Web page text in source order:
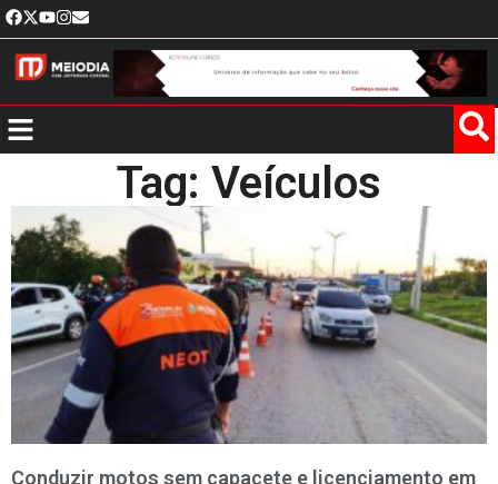
Tag: Veículos
Conduzir motos sem capacete e licenciamento em